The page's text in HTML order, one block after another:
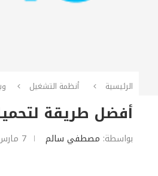
الرئيسية أنظمة التشغيل
أفضل طريقة لتحميل ويندوز 10 و
بواسطة: مصطفي سالم 7 مارس، 2017